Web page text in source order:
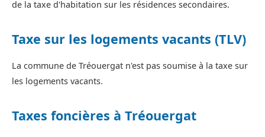
de la taxe d'habitation sur les résidences secondaires.
Taxe sur les logements vacants (TLV)
La commune de Tréouergat n'est pas soumise à la taxe sur
les logements vacants.
Taxes foncières à Tréouergat